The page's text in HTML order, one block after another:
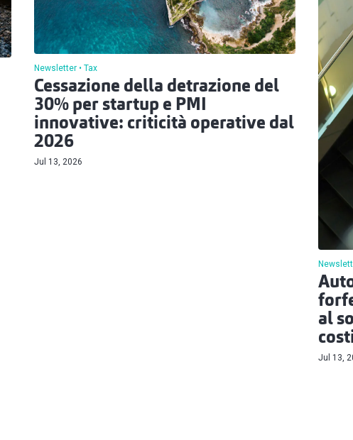
Newsletter Tax
Cessazione della detrazione del
30% per startup e PMI
innovative: criticità operative dal
2026
Jul 13, 2026
al
Jul 13,